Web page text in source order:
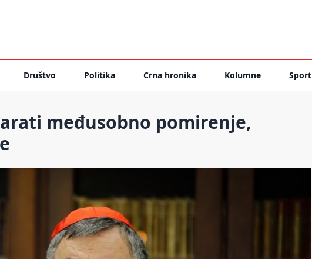
Društvo Politika Crna hronika Kolumne Sport
međusobno pomirenje,